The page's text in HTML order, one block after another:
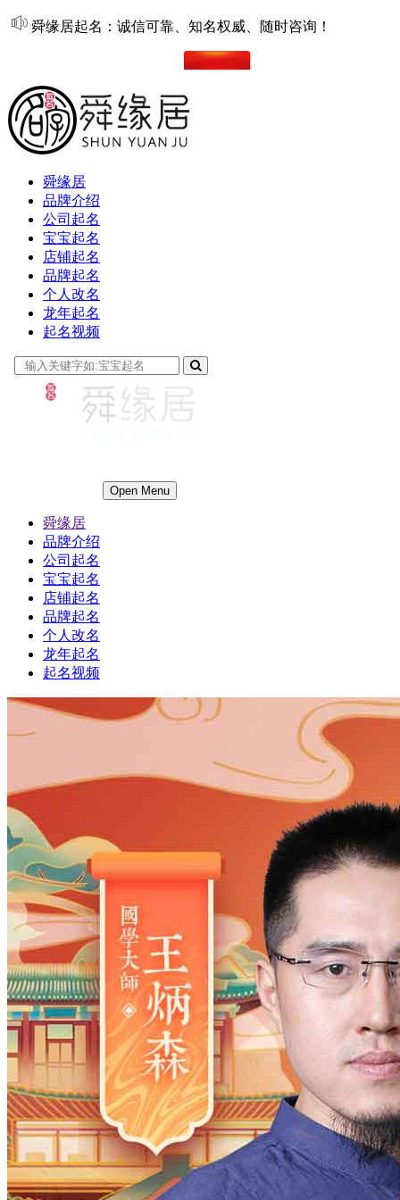
舜缘居起名：诚信可靠、知名权威、随时咨询！
舜缘居
品牌介绍
公司起名
宝宝起名
店铺起名
品牌起名
个人改名
龙年起名
起名视频
Open Menu
舜缘居
品牌介绍
公司起名
宝宝起名
店铺起名
品牌起名
个人改名
龙年起名
起名视频